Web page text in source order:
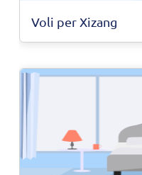
Voli per Xizang